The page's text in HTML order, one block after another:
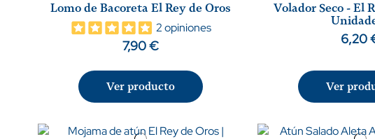
Lomo de Bacoreta El Rey de Oros
2 opiniones
7,90 €
Ver producto
Volador Seco - El
6,20
Ver